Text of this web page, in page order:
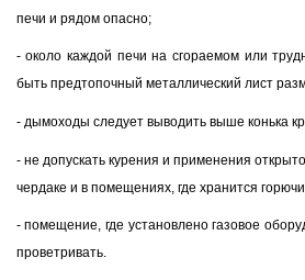
печи и рядом опасно;
- около каждой печи на сгораемом или
быть предтопочный металлический лист
- дымоходы следует выводить выше конька
- не допускать курения и применения
чердаке и в помещениях, где хранится
- помещение, где установлено газовое
проветривать.